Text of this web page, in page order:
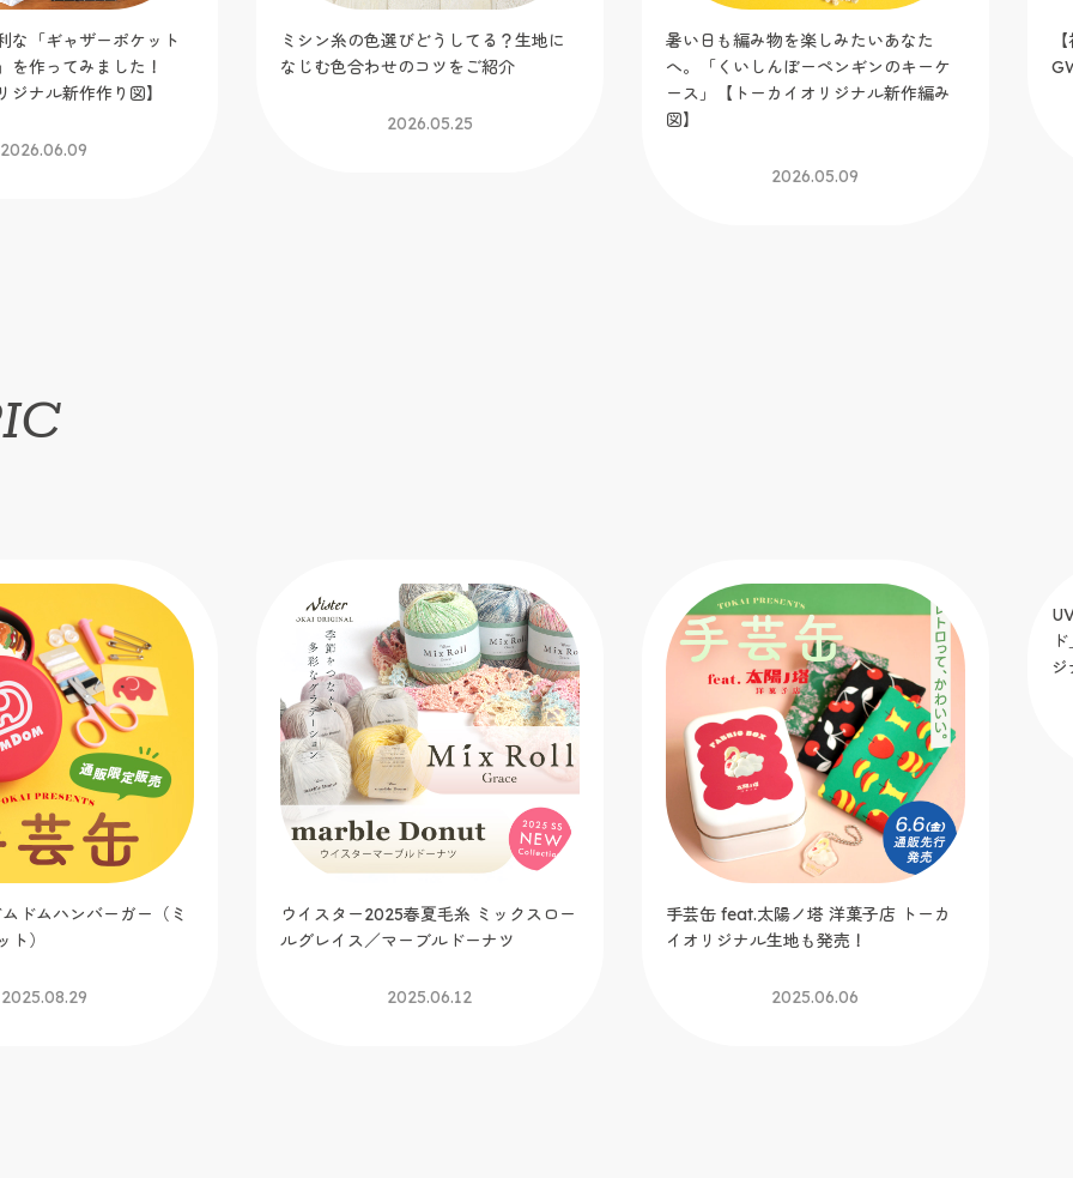
な「ギャザーポケット
を作ってみました！
ジナル新作作り図】
2026.06.09
ミシン糸の色選びどうしてる？生地に
なじむ色合わせのコツをご紹介
2026.05.25
暑い日も編み物を楽しみたいあなた
へ。「くいしんぼーペンギンのキーケ
ース」【トーカイオリジナル新作編み
図】
2026.05.09
ドムハンバーガー（ミ
）
2025.08.29
ウイスター2025春夏毛糸 ミックスロー
ルグレイス／マーブルドーナツ
2025.06.12
手芸缶 feat.太陽ノ塔 洋菓子店 トーカ
イオリジナル生地も発売！
2025.06.06